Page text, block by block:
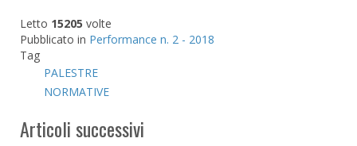
Letto 15205 volte
Pubblicato in Performance n. 2 - 2018
Tag
PALESTRE
NORMATIVE
Articoli successivi